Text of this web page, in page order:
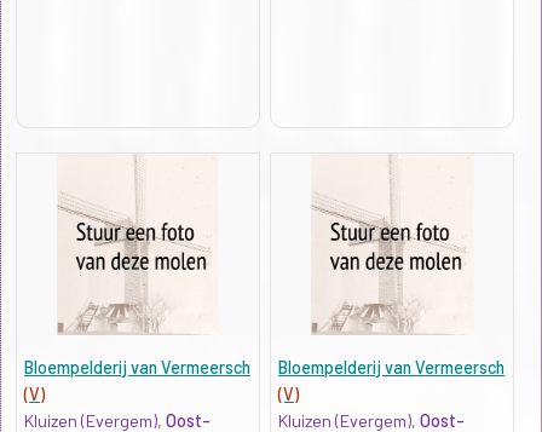
Bloempelderij van Vermeersch
(V)
Kluizen (Evergem), Oost-
Bloempelderij van Vermeersch
(V)
Kluizen (Evergem),Oost-